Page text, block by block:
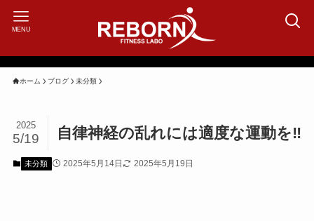
MENU
ホーム ブログ 未分類
自律神経の乱れには適度な運動を‼️
2025
5/19
未分類 2025年5月14日 2025年5月19日